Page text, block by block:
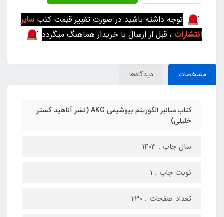
توجه داشته باشید در صورت تغییر قیمت کتب سایر
انتشارات ، قبل از ارسال با خریدار هماهنگ میگردد
مشخصات دیدگاه‌ها
کتاب میانبر الگوریتم بیوشیمی AKG (نشر آناهید گستر
خلیلی)
سال چاپ : 1403
نوبت چاپ : 1
تعداد صفحات : 230